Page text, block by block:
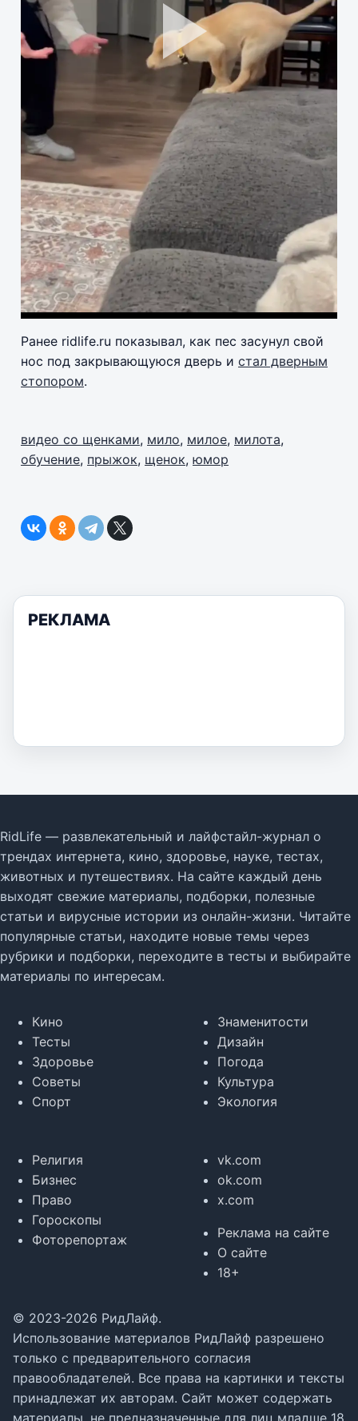
Ранее ridlife.ru показывал, как пес засунул свой
нос под закрывающуюся дверь и стал дверным
стопором.
видео со щенками, мило, милое, милота,
обучение, прыжок, щенок, юмор
РЕКЛАМА
RidLife — развлекательный и лайфстайл-журнал о
трендах интернета, кино, здоровье, науке, тестах,
животных и путешествиях. На сайте каждый день
выходят свежие материалы, подборки, полезные
статьи и вирусные истории из онлайн-жизни. Читайте
популярные статьи, находите новые темы через
рубрики и подборки, переходите в тесты и выбирайте
материалы по интересам.
Кино
Тесты
Здоровье
Советы
Спорт
Знаменитости
Дизайн
Погода
Культура
Экология
Религия
Бизнес
Право
Гороскопы
Фоторепортаж
vk.com
ok.com
x.com
Реклама на сайте
О сайте
18+
© 2023-2026 РидЛайф.
Использование материалов РидЛайф разрешено
только с предварительного согласия
правообладателей. Все права на картинки и тексты
принадлежат их авторам. Сайт может содержать
материалы, не предназначенные для лиц младше 18